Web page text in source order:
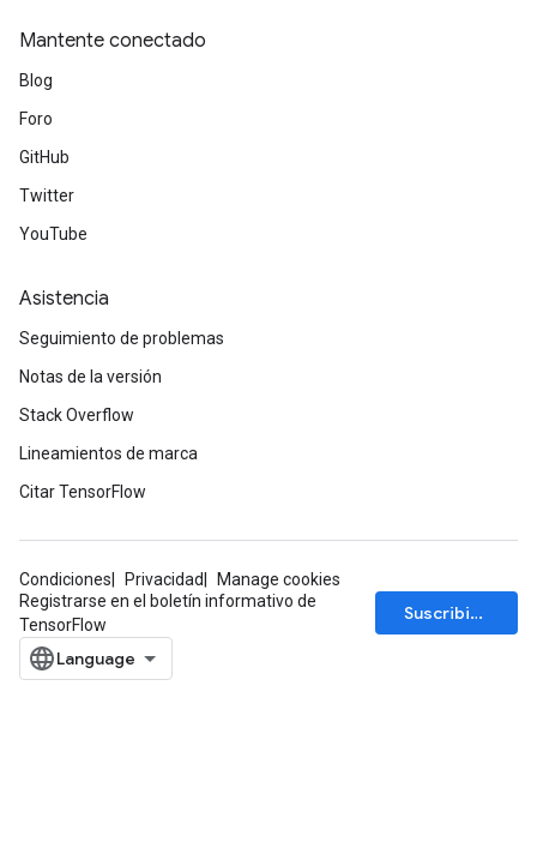
Mantente conectado
Blog
Foro
GitHub
Twitter
YouTube
Asistencia
Seguimiento de problemas
Notas de la versión
Stack Overflow
Lineamientos de marca
Citar TensorFlow
Condiciones Privacidad
Manage cookies
Registrarse en el boletín informativo de
TensorFlow
Suscribirse